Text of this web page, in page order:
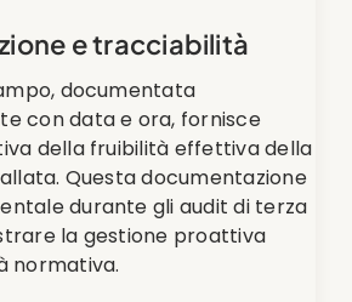
e tracciabilità
documentata
con data e ora, fornisce
della fruibilità effettiva della
Questa documentazione
durante gli audit di terza
la gestione proattiva
normativa.